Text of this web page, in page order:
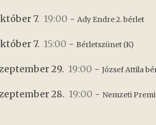
7. 19:00 - Ady Endre 2. bérlet
7. 15:00 - Bérletszünet (K)
29. 19:00 - József Attila
28. 19:00 - Nemzeti